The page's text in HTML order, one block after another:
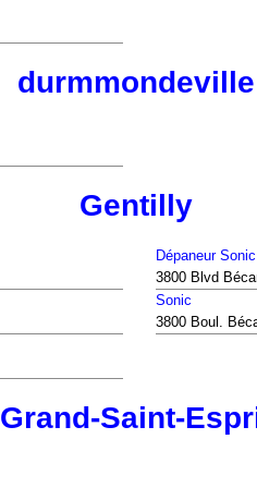
durmmondeville
Gentilly
Dépaneur Sonic
3800 Blvd
Sonic
3800 Boul.
Grand-Saint-